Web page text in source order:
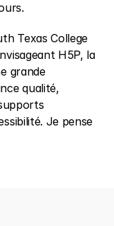
Texas College
H5P, la
grande
qualité,
Je pense